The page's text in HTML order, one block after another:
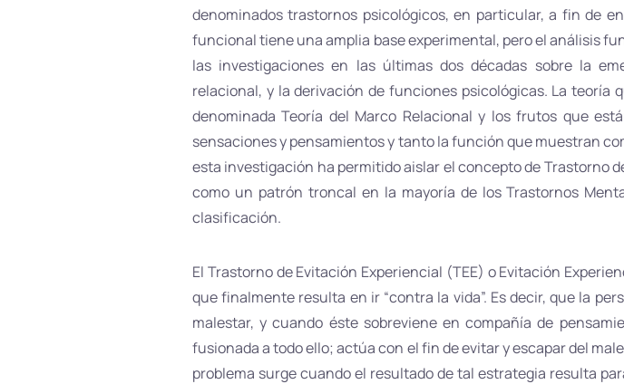
denominados trastornos psicológicos, en particular, a fin de
funcional tiene una amplia base experimental, pero el análisis
las investigaciones en las últimas dos décadas sobre la
relacional, y la derivación de funciones psicológicas. La
denominada Teoría del Marco Relacional y los frutos que
sensaciones y pensamientos y tanto la función que muestran
esta investigación ha permitido aislar el concepto de Trastorno
como un patrón troncal en la mayoría de los Trastornos
clasificación.
El Trastorno de Evitación Experiencial (TEE) o Evitación
que finalmente resulta en ir “contra la vida”. Es decir, que la
malestar, y cuando éste sobreviene en compañía de
fusionada a todo ello; actúa con el fin de evitar y escapar del
problema surge cuando el resultado de tal estrategia resulta